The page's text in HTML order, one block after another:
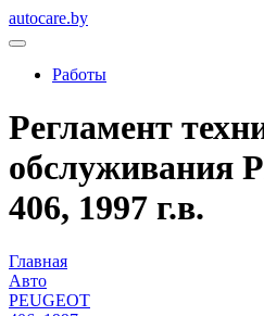
autocare.by
Работы
Регламент
обслуживания
406, 1997 г.в.
Главная
Авто
PEUGEOT